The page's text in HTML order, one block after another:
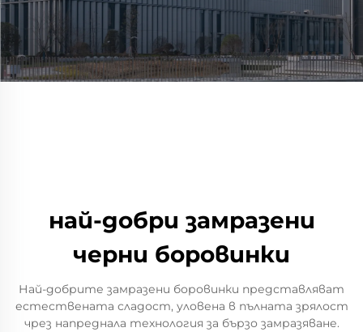
най-добри замразени
черни боровинки
Най-добрите замразени боровинки представляват
естествената сладост, уловена в пълната зрялост
чрез напреднала технология за бързо замразяване.